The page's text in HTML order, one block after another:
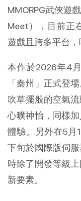
MMORPG武俠遊
Meet），目前正
遊戲且跨多平台，
本作於2026年4
「秦州」正式登
吹草擺般的空氣
心曠神怡，同樣
體驗。另外在5月
下旬於國際版伺
時除了開發等級
新要素。